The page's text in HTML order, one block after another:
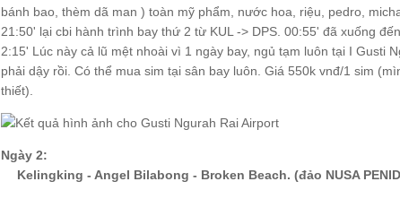
bánh bao, thèm dã man ) toàn mỹ phẩm, nước hoa, riệu, pedro,
21:50' lại cbi hành trình bay thứ 2 từ KUL -> DPS. 00:55' đã xuống
2:15' Lúc này cả lũ mệt nhoài vì 1 ngày bay, ngủ tạm luôn tại I Gusti
phải dậy rồi. Có thể mua sim tại sân bay luôn. Giá 550k vnđ/1 sim
thiết).
Ngày 2:
Kelingking - Angel Bilabong - Broken Beach. (đảo NUSA